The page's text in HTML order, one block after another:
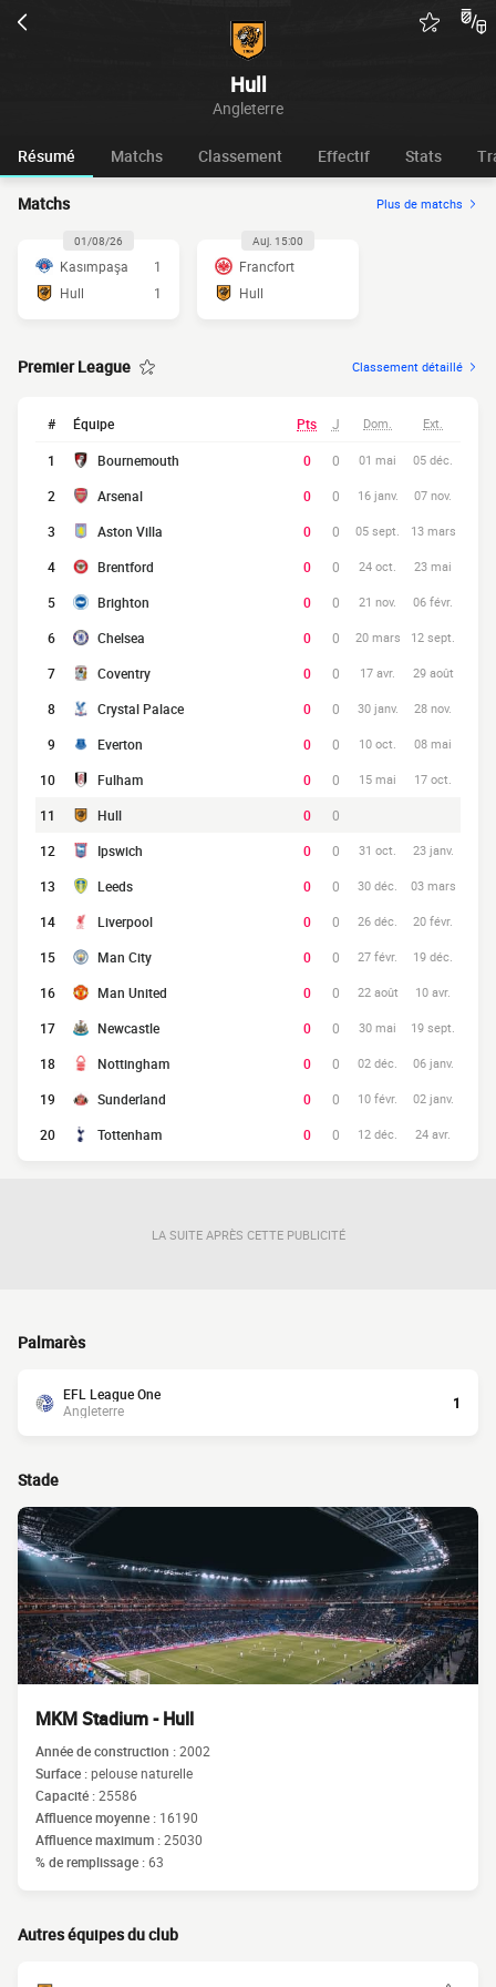
Hull
Angleterre
Résumé Matchs Classement Effectif Stats
Matchs Plus de matchs
01/08/26
Kasımpaşa
1
Hull
1
Auj. 15:00
Francfort
Hull
Premier League Classement détaillé
# Équipe Pts J Dom. Ext.
1 Bournemouth 0 0 01 mai 05 déc.
2 Arsenal 0 0 16 janv. 07 nov.
3 Aston Villa 0 0 05 sept. 13 mars
4 Brentford 0 0 24 oct. 23 mai
5 Brighton 0 0 21 nov. 06 févr.
6 Chelsea 0 0 20 mars 12 sept.
7 Coventry 0 0 17 avr. 29 août
8 Crystal Palace 0 0 30 janv. 28 nov.
9 Everton 0 0 10 oct. 08 mai
10 Fulham 0 0 15 mai 17 oct.
11 Hull 0
0
12
Ipswich 0 0 31 oct. 23 janv.
13 Leeds 0 0 30 déc. 03 mars
14 Liverpool 0 0 26 déc. 20 févr.
15 Man City 0 0 27 févr. 19 déc.
16 Man United 0 0 22 août 10 avr.
17 Newcastle 0 0 30 mai 19 sept.
18 Nottingham 0 0 02 déc. 06 janv.
19 Sunderland 0 0 10 févr. 02 janv.
20 Tottenham 0 0 12 déc. 24 avr.
LA SUITE APRÈS CETTE PUBLICITÉ
Palmarès
EFL League One
Angleterre
1
Stade
MKM Stadium - Hull
Année de construction :2002
Surface :pelouse naturelle
Capacité :25586
Affluence moyenne : 16190
Affluence maximum :25030
% de remplissage :63
Autres équipes du club